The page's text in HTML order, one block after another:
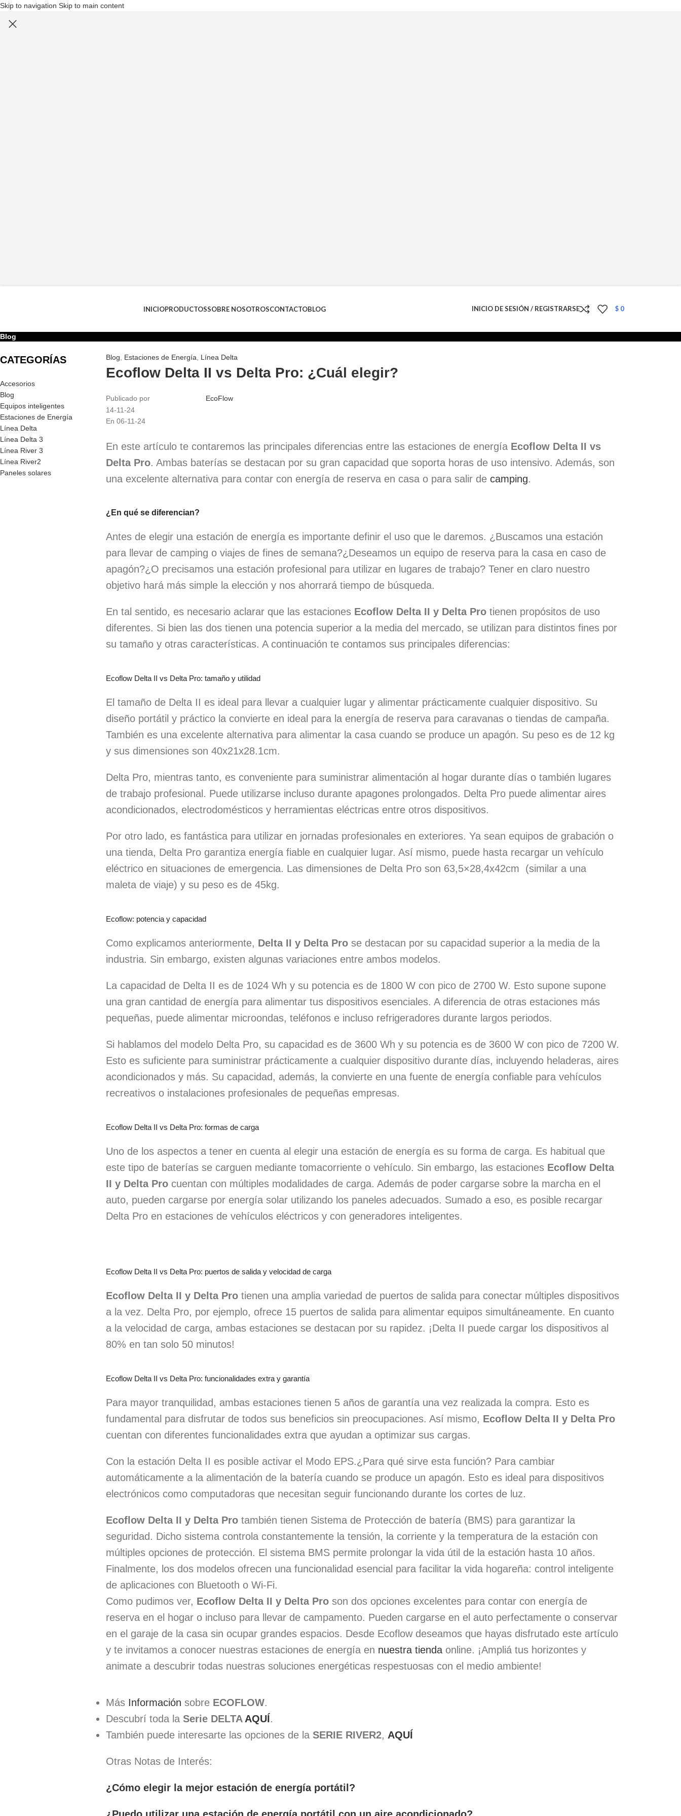
Skip to navigation Skip to main content
INICIOPRODUCTOSSOBRE NOSOTROSCONTACTOBLOG INICIO DE SESIÓN / REGISTRARSE $ 0
Blog
CATEGORÍAS
Accesorios
Blog
Equipos inteligentes
Estaciones de Energía
Línea Delta
Línea Delta 3
Línea River 3
Línea River2
Paneles solares
Blog Estaciones de Energía Línea Delta
Ecoflow Delta II vs Delta Pro: ¿Cuál elegir?
Publicado por
EcoFlow
14-11-24
En 06-11-24
En este artículo te contaremos las principales diferencias entre las estaciones de energía Ecoflow Delta II vs
Delta Pro. Ambas baterías se destacan por su gran capacidad que soporta horas de uso intensivo. Además, son
una excelente alternativa para contar con energía de reserva en casa o para salir de camping.
¿En qué se diferencian?
Antes de elegir una estación de energía es importante definir el uso que le daremos. ¿Buscamos una estación
para llevar de camping o viajes de fines de semana?¿Deseamos un equipo de reserva para la casa en caso de
apagón?¿O precisamos una estación profesional para utilizar en lugares de trabajo? Tener en claro nuestro
objetivo hará más simple la elección y nos ahorrará tiempo de búsqueda.
En tal sentido, es necesario aclarar que las estacionesEcoflow Delta II y Delta Protienen propósitos de uso
diferentes. Si bien las dos tienen una potencia superior a la media del mercado, se utilizan para distintos fines por
su tamaño y otras características. A continuación te contamos sus principales diferencias:
Ecoflow Delta II vs Delta Pro: tamaño y utilidad
El tamaño de Delta II es ideal para llevar a cualquier lugar y alimentar prácticamente cualquier dispositivo. Su
diseño portátil y práctico la convierte en ideal para la energía de reserva para caravanas o tiendas de campaña.
También es una excelente alternativa para alimentar la casa cuando se produce un apagón. Su peso es de 12 kg
y sus dimensiones son 40x21x28.1cm.
Delta Pro, mientras tanto, es conveniente para suministrar alimentación al hogar durante días o también lugares
de trabajo profesional. Puede utilizarse incluso durante apagones prolongados. Delta Pro puede alimentar aires
acondicionados, electrodomésticos y herramientas eléctricas entre otros dispositivos.
Por otro lado, es fantástica para utilizar en jornadas profesionales en exteriores. Ya sean equipos de grabación o
una tienda, Delta Pro garantiza energía fiable en cualquier lugar. Así mismo, puede hasta recargar un vehículo
eléctrico en situaciones de emergencia. Las dimensiones de Delta Pro son 63,5×28,4x42cm (similar a una
maleta de viaje) y su peso es de 45kg.
Ecoflow: potencia y capacidad
Como explicamos anteriormente, Delta II y Delta Pro se destacan por su capacidad superior a la media de la
industria. Sin embargo, existen algunas variaciones entre ambos modelos.
La capacidad de Delta II es de 1024 Wh y su potencia es de 1800 W con pico de 2700 W. Esto supone supone
una gran cantidad de energía para alimentar tus dispositivos esenciales. A diferencia de otras estaciones más
pequeñas, puede alimentar microondas, teléfonos e incluso refrigeradores durante largos periodos.
Si hablamos del modelo Delta Pro, su capacidad es de 3600 Wh y su potencia es de 3600 W con pico de 7200 W.
Esto es suficiente para suministrar prácticamente a cualquier dispositivo durante días, incluyendo heladeras, aires
acondicionados y más. Su capacidad, además, la convierte en una fuente de energía confiable para vehículos
recreativos o instalaciones profesionales de pequeñas empresas.
Ecoflow Delta II vs Delta Pro: formas de carga
Uno de los aspectos a tener en cuenta al elegir una estación de energía es su forma de carga. Es habitual que
este tipo de baterías se carguen mediante tomacorriente o vehículo. Sin embargo, las estacionesEcoflow Delta
II y Delta Pro cuentan con múltiples modalidades de carga. Además de poder cargarse sobre la marcha en el
auto, pueden cargarse por energía solar utilizando los paneles adecuados. Sumado a eso, es posible recargar
Delta Pro en estaciones de vehículos eléctricos y con generadores inteligentes.
Ecoflow Delta II vs Delta Pro: puertos de salida y velocidad de carga
Ecoflow Delta II y Delta Protienen una amplia variedad de puertos de salida para conectar múltiples dispositivos
a la vez. Delta Pro, por ejemplo, ofrece 15 puertos de salida para alimentar equipos simultáneamente. En cuanto
a la velocidad de carga, ambas estaciones se destacan por su rapidez. ¡Delta II puede cargar los dispositivos al
80% en tan solo 50 minutos!
Ecoflow Delta II vs Delta Pro: funcionalidades extra y garantía
Para mayor tranquilidad, ambas estaciones tienen 5 años de garantía una vez realizada la compra. Esto es
fundamental para disfrutar de todos sus beneficios sin preocupaciones. Así mismo, Ecoflow Delta II y Delta Pro
cuentan con diferentes funcionalidades extra que ayudan a optimizar sus cargas.
Con la estación Delta II es posible activar el Modo EPS.¿Para qué sirve esta función? Para cambiar
automáticamente a la alimentación de la batería cuando se produce un apagón. Esto es ideal para dispositivos
electrónicos como computadoras que necesitan seguir funcionando durante los cortes de luz.
Ecoflow Delta II y Delta Pro también tienen Sistema de Protección de batería (BMS) para garantizar la
seguridad. Dicho sistema controla constantemente la tensión, la corriente y la temperatura de la estación con
múltiples opciones de protección. El sistema BMS permite prolongar la vida útil de la estación hasta 10 años.
Finalmente, los dos modelos ofrecen una funcionalidad esencial para facilitar la vida hogareña: control inteligente
de aplicaciones con Bluetooth o Wi-Fi.
Como pudimos ver, Ecoflow Delta II y Delta Proson dos opciones excelentes para contar con energía de
reserva en el hogar o incluso para llevar de campamento. Pueden cargarse en el auto perfectamente o conservar
en el garaje de la casa sin ocupar grandes espacios. Desde Ecoflow deseamos que hayas disfrutado este artículo
y te invitamos a conocer nuestras estaciones de energía en nuestra tiendaonline. ¡Ampliá tus horizontes y
animate a descubrir todas nuestras soluciones energéticas respestuosas con el medio ambiente!
Más Información sobre ECOFLOW.
Descubrí toda la Serie DELTA AQUÍ.
También puede interesarte las opciones de la SERIE RIVER2, AQUÍ
Otras Notas de Interés:
¿Cómo elegir la mejor estación de energía portátil?